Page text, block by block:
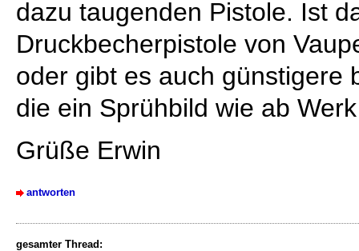
dazu taugenden Pistole. Ist
Druckbecherpistole von
oder gibt es auch günstigere
die ein Sprühbild wie ab
Grüße Erwin
antworten
gesamter Thread: